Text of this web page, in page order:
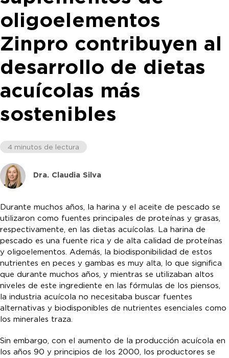
oligoelementos
Zinpro contribuyen al
desarrollo de dietas
acuícolas más
sostenibles
4 minutos de lectura
Dra. Claudia Silva
Durante muchos años, la harina y el aceite de pescado se
utilizaron como fuentes principales de proteínas y grasas,
respectivamente, en las dietas acuícolas. La harina de
pescado es una fuente rica y de alta calidad de proteínas
y oligoelementos. Además, la biodisponibilidad de estos
nutrientes en peces y gambas es muy alta, lo que significa
que durante muchos años, y mientras se utilizaban altos
niveles de este ingrediente en las fórmulas de los piensos,
la industria acuícola no necesitaba buscar fuentes
alternativas y biodisponibles de nutrientes esenciales como
los minerales traza.
Sin embargo, con el aumento de la producción acuícola en
los años 90 y principios de los 2000, los productores se